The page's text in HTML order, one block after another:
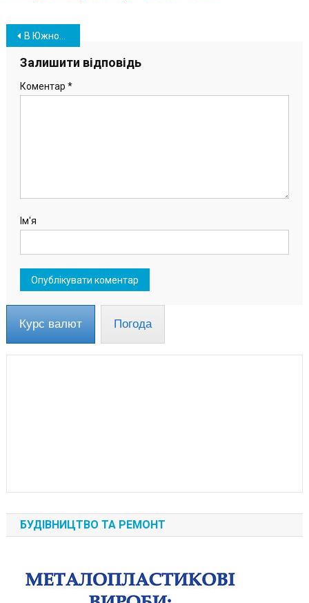
Навігація
записів
В Южном приступают к разработке пространственного плана ОТГ
Залишити відповідь
Коментар *
Ім'я
Курс валют Погода
БУДІВНИЦТВО ТА РЕМОНТ